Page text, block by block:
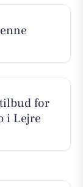
for
i Lejre